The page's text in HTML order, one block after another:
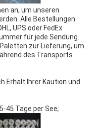
an, um unseren
Alle Bestellungen
UPS oder FedEx
für jede Sendung.
zur Lieferung, um
des Transports
Erhalt Ihrer Kaution und
45 Tage per See;